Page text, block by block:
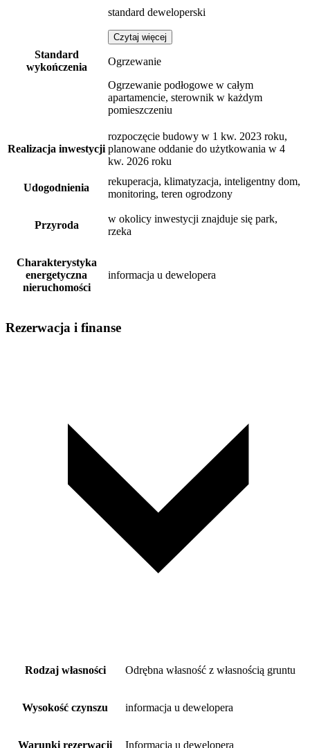
Standard
wykończenia
standard deweloperski
Czytaj więcej
Ogrzewanie
Ogrzewanie podłogowe w całym
apartamencie, sterownik w każdym
pomieszczeniu
Realizacja inwestycji
rozpoczęcie budowy w 1 kw. 2023 roku,
planowane oddanie do użytkowania w 4
kw. 2026 roku
Udogodnienia
rekuperacja, klimatyzacja, inteligentny dom,
monitoring, teren ogrodzony
Przyroda
w okolicy inwestycji znajduje się park,
rzeka
Charakterystyka
energetyczna
nieruchomości
informacja u dewelopera
Rezerwacja i finanse
Rodzaj własności Odrębna własność z własnością gruntu
Wysokość czynszu informacja u dewelopera
Warunki rezerwacji Informacja u dewelopera